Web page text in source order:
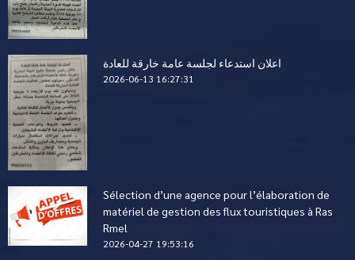
اعلان استدعاء لجلسة عامة خارقة للعادة
2026-06-13 16:27:31
Sélection d’une agence pour l’élaboration de
matériel de gestion des flux touristiques à Ras
Rmel
2026-04-27 19:53:16